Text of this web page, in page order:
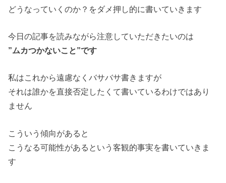
どうなっていくのか？をダメ押し的に書いていきます
今日の記事を読みながら注意していただきたいのは
”ムカつかないこと”です
私はこれから遠慮なくバサバサ書きますが
それは誰かを直接否定したくて書いているわけではあり
ません
こういう傾向があると
こうなる可能性があるという客観的事実を書いていきま
す